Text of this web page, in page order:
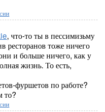
, что-то ты в пессимизьму
ресторанов тоже ничего
и больше ничего, как у
жизнь. То есть,
фуршетов по работе?
то?